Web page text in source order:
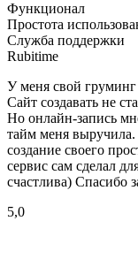
Функционал
Простота
Служба поддержки
Rubitime
У меня свой груминг
Сайт создавать не
Но онлайн-запись
тайм меня
создание своего
сервис сам сделал
счастлива) Спасибо
5,0